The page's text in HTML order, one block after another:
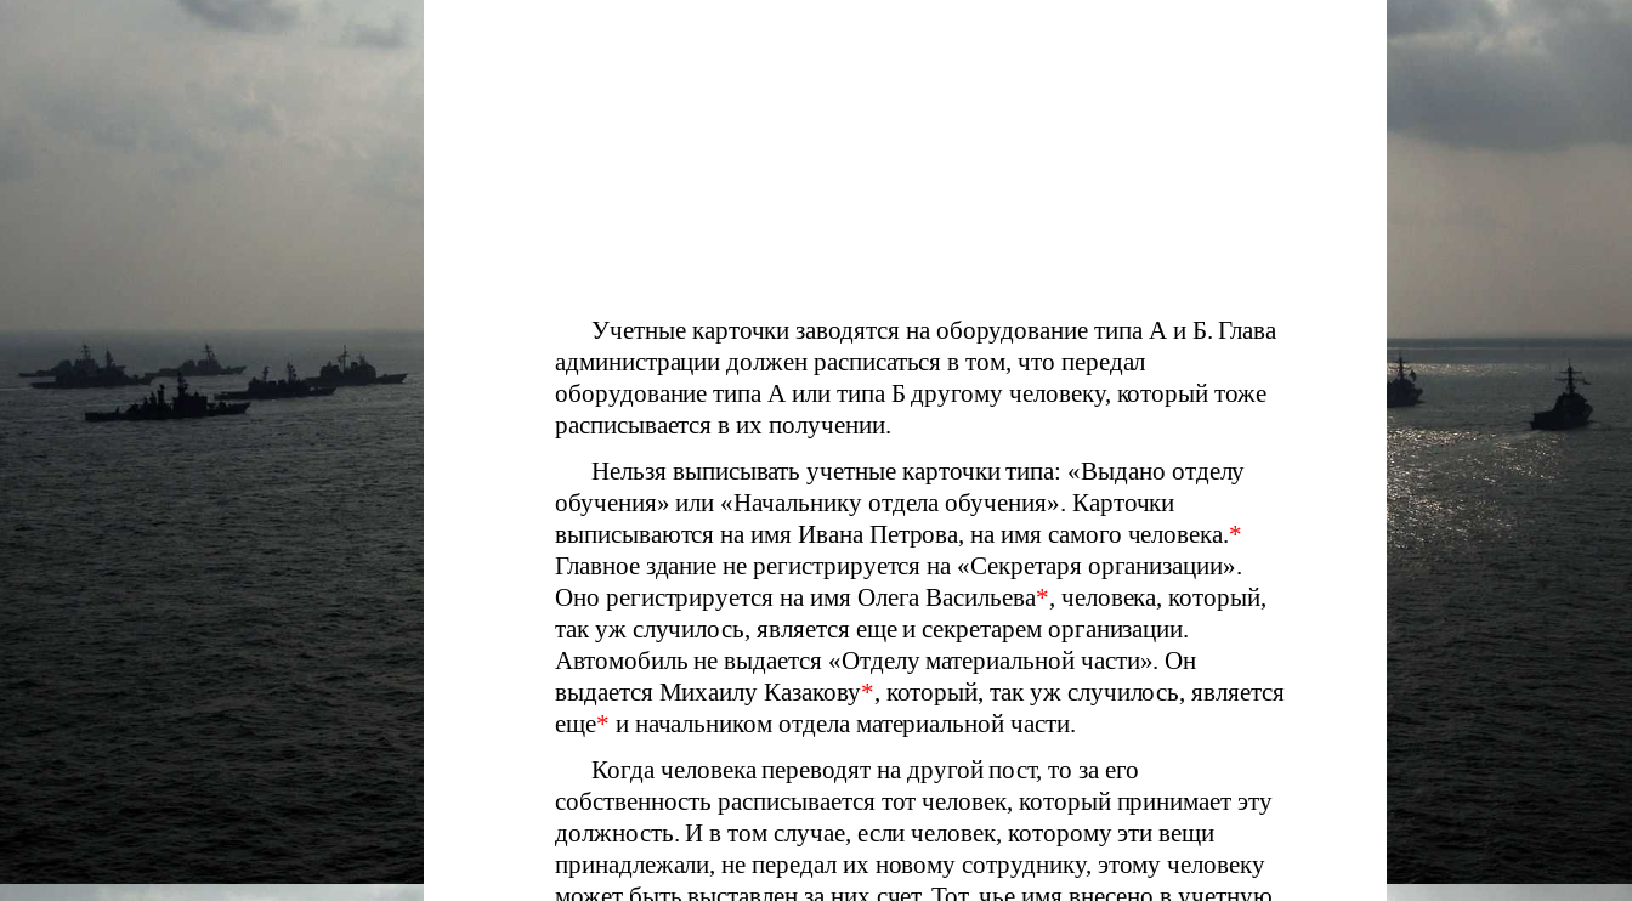
Учетные карточки заводятся на оборудование типа А и Б. Глава
администрации должен расписаться в том, что передал
оборудование типа А или типа Б другому человеку, который тоже
расписывается в их получении.
Нельзя выписывать учетные карточки типа: «Выдано отделу
обучения» или «Начальнику отдела обучения». Карточки
выписываются на имя Ивана Петрова, на имя самого человека.*
Главное здание не регистрируется на «Секретаря организации».
Оно регистрируется на имя Олега Васильева*, человека, который,
так уж случилось, является еще и секретарем организации.
Автомобиль не выдается «Отделу материальной части». Он
выдается Михаилу Казакову*, который, так уж случилось, является
еще* и начальником отдела материальной части.
Когда человека переводят на другой пост, то за его
собственность расписывается тот человек, который принимает эту
должность. И в том случае, если человек, которому эти вещи
принадлежали, не передал их новому сотруднику, этому человеку
может быть выставлен за них счет. Тот, чье имя внесено в учетную